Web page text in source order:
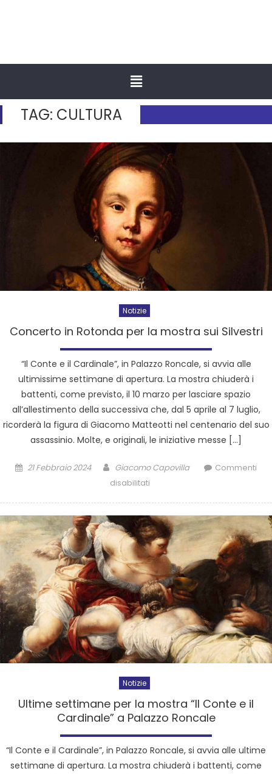
TAG: CULTURA
Notizie
Concerto in Rotonda per la mostra sui Silvestri
“Il Conte e il Cardinale”, in Palazzo Roncale, si avvia alle
ultimissime settimane di apertura. La mostra chiuderà i
battenti, come previsto, il 10 marzo per lasciare spazio
all’allestimento della successiva che, dal 5 aprile al 7 luglio,
ricorderà la figura di Giacomo Matteotti nel centenario del suo
assassinio. Molte, e originali, le iniziative messe […]
21 Febbraio 2024 Giacomo Capovilla
Commenti
disabilitati
Notizie
Ultime settimane per la mostra “Il Conte e il
Cardinale” a Palazzo Roncale
“Il Conte e il Cardinale”, in Palazzo Roncale, si avvia alle ultime
settimane di apertura. La mostra chiuderà i battenti, come